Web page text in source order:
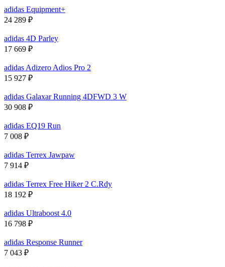
adidas Equipment+
24 289 ₽
adidas 4D Parley
17 669 ₽
adidas Adizero Adios Pro 2
15 927 ₽
adidas Galaxar Running 4DFWD 3 W
30 908 ₽
adidas EQ19 Run
7 008 ₽
adidas Terrex Jawpaw
7 914 ₽
adidas Terrex Free Hiker 2 C.Rdy
18 192 ₽
adidas Ultraboost 4.0
16 798 ₽
adidas Response Runner
7 043 ₽